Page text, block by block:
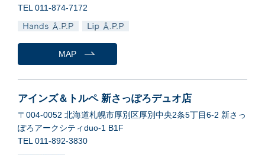
TEL 011-874-7172
MAP
アインズ＆トルペ 新さっぽろデュオ店
〒004-0052 北海道札幌市厚別区厚別中央2条5丁目6-2 新さっ
ぽろアークシティduo‐1 B1F
TEL 011-892-3830